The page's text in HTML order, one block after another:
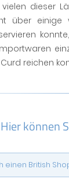
vielen dieser
über
reichen
Hier können
einen British